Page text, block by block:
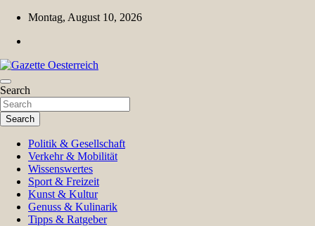
Skip
content
Montag, August 10, 2026
Gazette Oesterreich
Magazin für Freizeit, Politik, Kultur & Wissenschaft
Search
Search
Politik & Gesellschaft
Verkehr & Mobilität
Wissenswertes
Sport & Freizeit
Kunst & Kultur
Genuss & Kulinarik
Tipps & Ratgeber